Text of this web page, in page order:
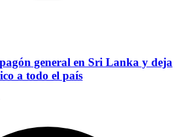
general en Sri Lanka y deja
a todo el país